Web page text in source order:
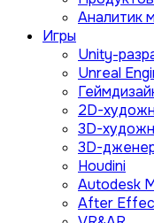
Аналитик
Игры
Unity-
Unreal
2D-
3D-
3D-
Houdini
Autodesk
After